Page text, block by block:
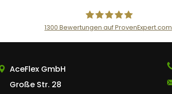
AceFlex GmbH
1300 Bewertungen auf ProvenExpert.com
AceFlex GmbH
Große Str. 28